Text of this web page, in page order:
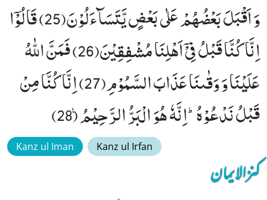
وَ اَقْبَلَ بَعْضُهُمْ عَلٰى بَعْضٍ یَّتَسَآءَلُوْنَ(25) قَالُوْۤا
اِنَّا كُنَّا قَبْلُ فِیْۤ اَهْلِنَا مُشْفِقِیْنَ(26) فَمَنَّ اللّٰهُ
عَلَیْنَا وَ وَقٰىنَا عَذَابَ السَّمُوْمِ(27) اِنَّا كُنَّا مِنْ
قَبْلُ نَدْعُوْهُؕ-اِنَّهٗ هُوَ الْبَرُّ الرَّحِیْمُ۠ (28)
Kanz ul Iman Kanz ul Irfan
کنزالایمان